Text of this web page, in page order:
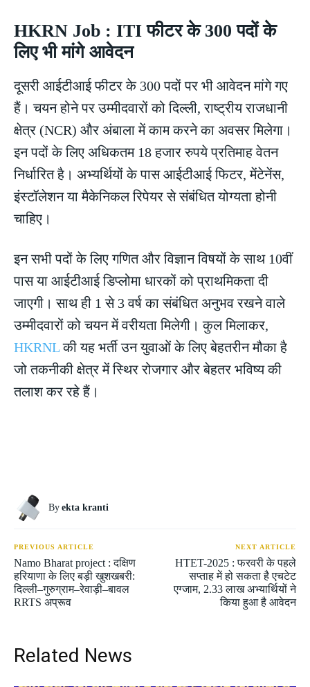
HKRN Job : ITI फीटर के 300 पदों के
लिए भी मांगे आवेदन
दूसरी आईटीआई फीटर के 300 पदों पर भी आवेदन मांगे गए
हैं। चयन होने पर उम्मीदवारों को दिल्ली, राष्ट्रीय राजधानी
क्षेत्र (NCR) और अंबाला में काम करने का अवसर मिलेगा।
इन पदों के लिए अधिकतम 18 हजार रुपये प्रतिमाह वेतन
निर्धारित है। अभ्यर्थियों के पास आईटीआई फिटर, मेंटेनेंस,
इंस्टॉलेशन या मैकेनिकल रिपेयर से संबंधित योग्यता होनी
चाहिए।
इन सभी पदों के लिए गणित और विज्ञान विषयों के साथ 10वीं
पास या आईटीआई डिप्लोमा धारकों को प्राथमिकता दी
जाएगी। साथ ही 1 से 3 वर्ष का संबंधित अनुभव रखने वाले
उम्मीदवारों को चयन में वरीयता मिलेगी। कुल मिलाकर,
HKRNLकी यह भर्ती उन युवाओं के लिए बेहतरीन मौका है
जो तकनीकी क्षेत्र में स्थिर रोजगार और बेहतर भविष्य की
तलाश कर रहे हैं।
By ekta kranti
PREVIOUS ARTICLE
Namo Bharat project : दक्षिण
हरियाणा के लिए बड़ी खुशखबरी:
दिल्ली–गुरुग्राम–रेवाड़ी–बावल
RRTS अप्रूव
NEXT ARTICLE
HTET-2025 : फरवरी के पहले
सप्ताह में हो सकता है एचटेट
एग्जाम, 2.33 लाख अभ्यार्थियों ने
किया हुआ है आवेदन
Related News